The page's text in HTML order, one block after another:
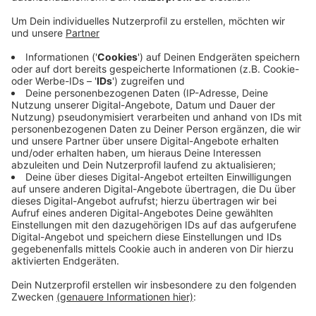
Anzeige
Viele städtische Kitas werden geschlossen bleiben,
außerdem rechnet ver.di mit Einschränkungen bei
Bürgerbüros und geschlossenen Schwimmbädern. Die
Gewerkschaft ver.di ruft die Stadtverwaltung, die
Bädergesellschaft, das Jobcenter, die Agentur für
Arbeit sowie die Stadt- und Kreissparkasse zum
ganztägigen Streik auf. Das Geschäftsgebiet der
Kreissparkasse Düsseldorf umfasst auch die Städte
Erkrath, Heiligenhaus, Mettmann und Wülfrath.
Anzeige